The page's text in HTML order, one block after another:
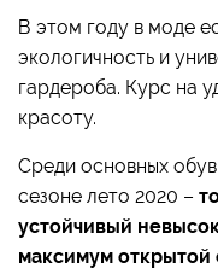
В этом году в моде
экологичность и
гардероба. Курс на
красоту.
Среди основных
сезоне лето 2020 –
устойчивый
максимум открытой